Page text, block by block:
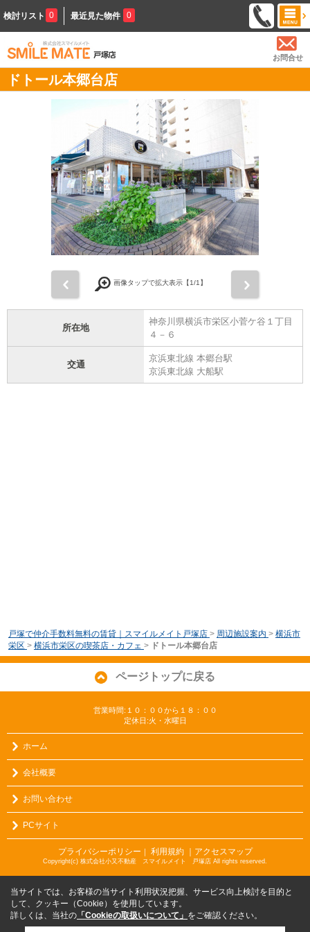
検討リスト 0 最近見た物件 0
お問合せ
ドトール本郷台店
画像タップで拡大表示【1/1】
所在地
神奈川県横浜市栄区小菅ケ谷１丁目
４－６
交通
京浜東北線 本郷台駅
京浜東北線 大船駅
戸塚で仲介手数料無料の賃貸｜スマイルメイト戸塚店 > 周辺施設案内 > 横浜市
栄区 > 横浜市栄区の喫茶店・カフェ > ドトール本郷台店
ページトップに戻る
営業時間:１０：００から１８：００
定休日:火・水曜日
ホーム
会社概要
お問い合わせ
PCサイト
プライバシーポリシー ｜ 利用規約 ｜アクセスマップ
Copyright(c) 株式会社小又不動産 スマイルメイト 戸塚店 All rights reserved.
当サイトでは、お客様の当サイト利用状況把握、サービス向上検討を目的と
して、クッキー（Cookie）を使用しています。
詳しくは、当社の 「Cookieの取扱いについて」 をご確認ください。